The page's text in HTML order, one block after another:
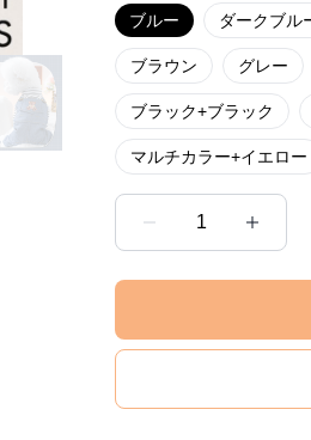
ブルー ダークブル
ブラウン グレー
ブラック+ブラック
マルチカラー+イエロー
1